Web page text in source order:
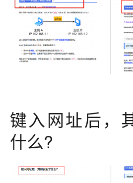
键入网址后，
什么?